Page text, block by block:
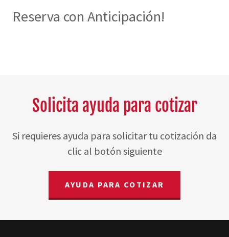
Reserva con Anticipación!
Solicita ayuda para cotizar
Si requieres ayuda para solicitar tu cotización da
clic al botón siguiente
AYUDA PARA COTIZAR